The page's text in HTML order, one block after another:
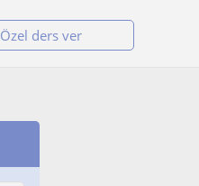
Özel ders ver